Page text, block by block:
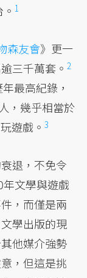
。1
森友會》更一
三千萬套。2
最高紀錄，
， 幾乎相當於
遊戲。3
退，不免令
文學與遊戲
，而僅是兩
學出版的現
他媒介強勢
，但這是挑